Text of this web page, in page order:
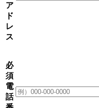
ア
ド
レ
ス
必
須
電
話